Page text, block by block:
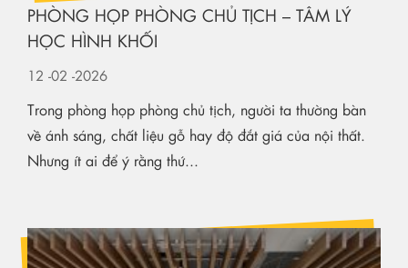
PHÒNG HỌP PHÒNG CHỦ TỊCH – TÂM LÝ
HỌC HÌNH KHỐI
12 -02 -2026
Trong phòng họp phòng chủ tịch, người ta thường bàn
về ánh sáng, chất liệu gỗ hay độ đắt giá của nội thất.
Nhưng ít ai để ý rằng thứ...